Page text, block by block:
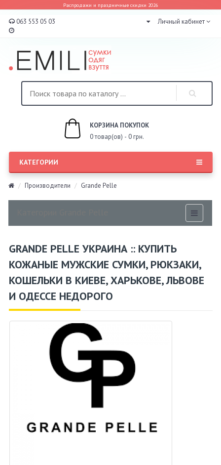
Распродажи и праздничные скидки 2026
063 553 05 03 Личный кабинет
КОРЗИНА ПОКУПОК
0 товар(ов) - 0 грн.
КАТЕГОРИИ
Производители Grande Pelle
GRANDE PELLE УКРАИНА :: КУПИТЬ
КОЖАНЫЕ МУЖСКИЕ СУМКИ, РЮКЗАКИ,
КОШЕЛЬКИ В КИЕВЕ, ХАРЬКОВЕ, ЛЬВОВЕ
И ОДЕССЕ НЕДОРОГО